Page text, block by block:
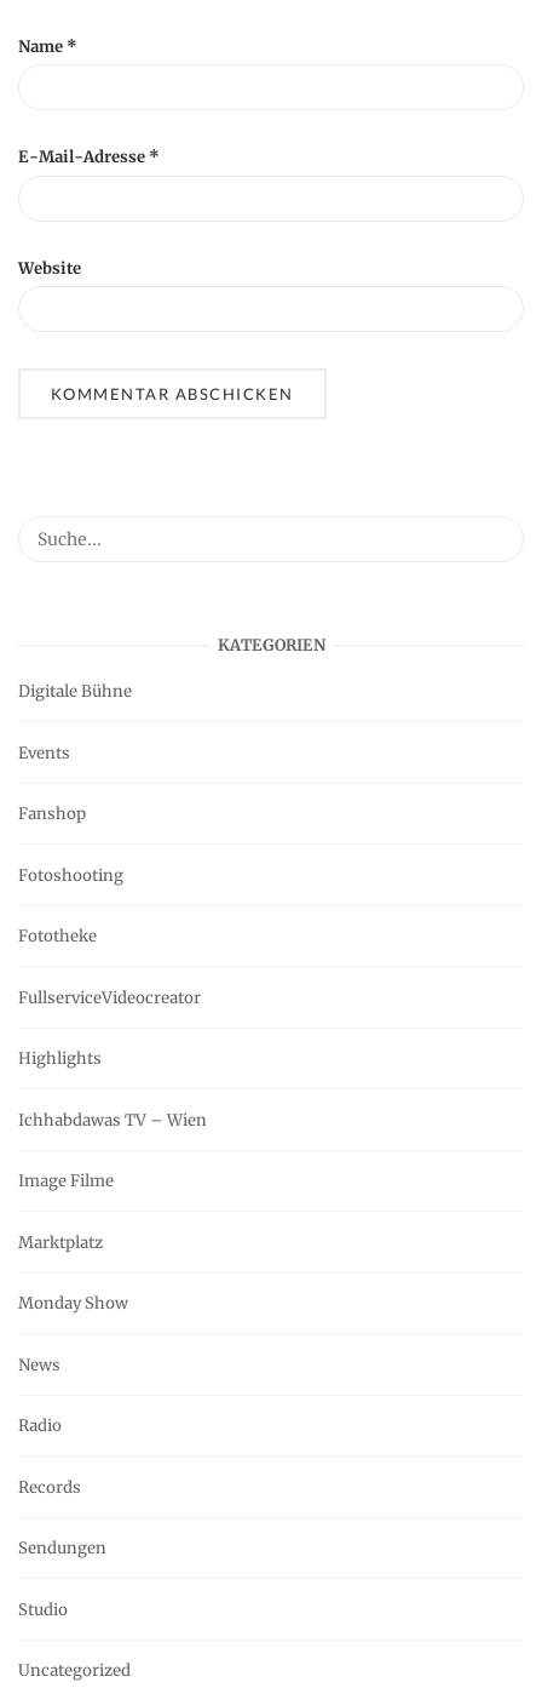
Name *
E-Mail-Adresse *
Website
KATEGORIEN
Digitale Bühne
Events
Fanshop
Fotoshooting
Fototheke
FullserviceVideocreator
Highlights
Ichhabdawas TV – Wien
Image Filme
Marktplatz
Monday Show
News
Radio
Records
Sendungen
Studio
Uncategorized